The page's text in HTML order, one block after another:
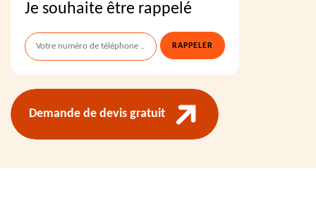
Je souhaite être rappelé
Demande de devis gratuit